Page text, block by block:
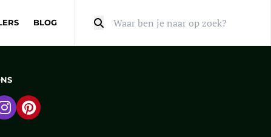
BLOG
Facebook
Ga naar Instagram
Ga naar Pinterest